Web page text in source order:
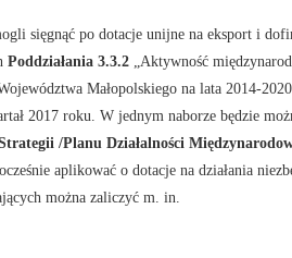
sięgnąć po dotacje unijne na eksport i
Poddziałania 3.3.2
„Aktywność
Małopolskiego na lata 2014-
2017 roku. W jednym naborze będzie
/Planu Działalności
aplikować o dotacje na działania
można zaliczyć m. in.